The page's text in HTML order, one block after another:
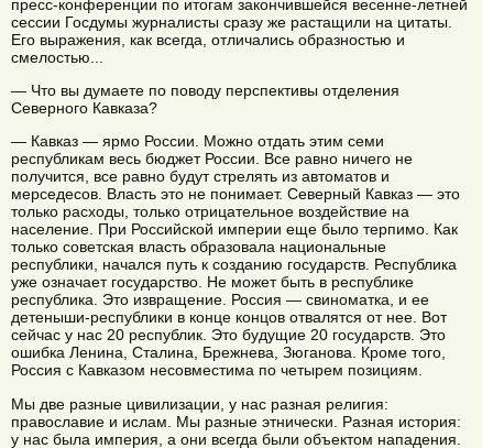
пресс-конференции по итогам закончившейся весенне-летней
сессии Госдумы журналисты сразу же растащили на цитаты.
Его выражения, как всегда, отличались образностью и
смелостью...
— Что вы думаете по поводу перспективы отделения
Северного Кавказа?
— Кавказ — ярмо России. Можно отдать этим семи
республикам весь бюджет России. Все равно ничего не
получится, все равно будут стрелять из автоматов и
мерседесов. Власть это не понимает. Северный Кавказ — это
только расходы, только отрицательное воздействие на
население. При Российской империи еще было терпимо. Как
только советская власть образовала национальные
республики, начался путь к созданию государств. Республика
уже означает государство. Не может быть в республике
республика. Это извращение. Россия — свиноматка, и ее
детеныши-республики в конце концов отвалятся от нее. Вот
сейчас у нас 20 республик. Это будущие 20 государств. Это
ошибка Ленина, Сталина, Брежнева, Зюганова. Кроме того,
Россия с Кавказом несовместима по четырем позициям.
Мы две разные цивилизации, у нас разная религия:
православие и ислам. Мы разные этнически. Разная история:
у нас была империя, а они всегда были объектом нападения.